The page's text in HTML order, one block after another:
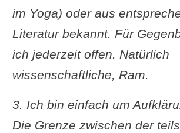
im Yoga) oder aus
Literatur bekannt. Für
ich jederzeit offen. Natürlich
wissenschaftliche, Ram.
3. Ich bin einfach um
Die Grenze zwischen der